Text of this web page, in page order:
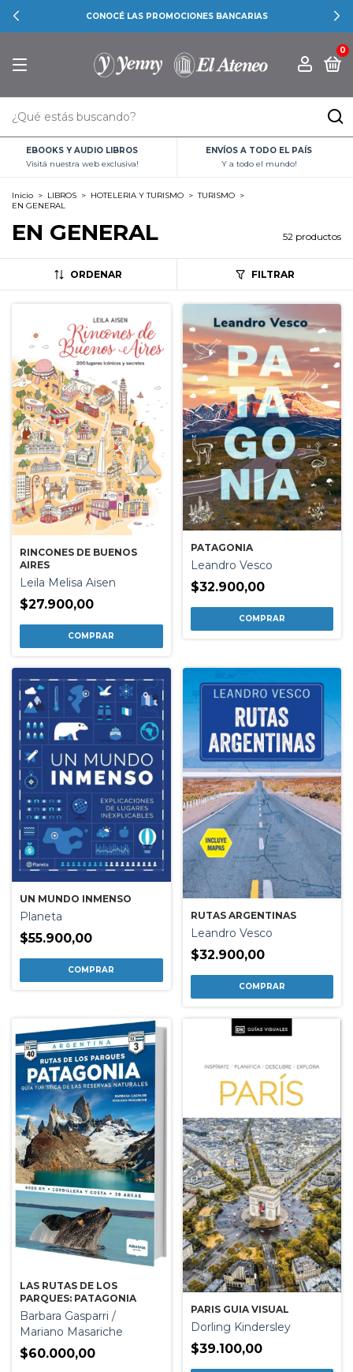
CONOCÉ LAS PROMOCIONES BANCARIAS
0
EBOOKS Y AUDIO LIBROS
Visitá nuestra web exclusiva!
ENVÍOS A TODO EL PAÍS
Y a todo el mundo!
Inicio > LIBROS > HOTELERIA Y TURISMO > TURISMO >
EN GENERAL
EN GENERAL 52 productos
ORDENAR FILTRAR
RINCONES DE BUENOS
AIRES
Leila Melisa Aisen
$27.900,00
PATAGONIA
Leandro Vesco
$32.900,00
UN MUNDO INMENSO
Planeta
$55.900,00
RUTAS ARGENTINAS
Leandro Vesco
$32.900,00
LAS RUTAS DE LOS
PARQUES: PATAGONIA
Barbara Gasparri /
Mariano Masariche
$60.000,00
PARIS GUIA VISUAL
Dorling Kindersley
$39.100,00